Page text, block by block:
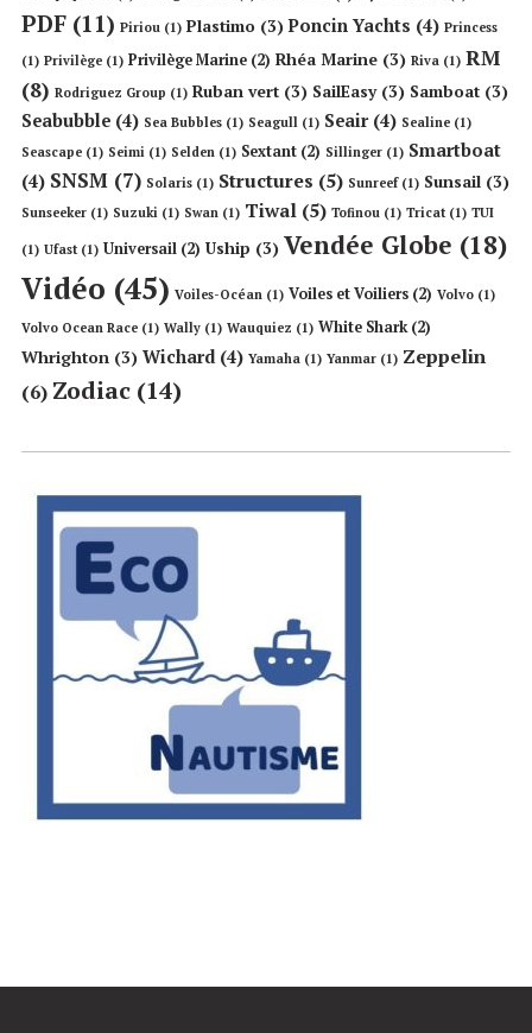
PDF (11) Piriou (1) Plastimo (3) Poncin Yachts (4) Princess
(1) Privilège (1) Privilège Marine (2) Rhéa Marine (3) Riva (1) RM
(8) Rodriguez Group (1) Ruban vert (3) SailEasy(3) Samboat (3)
Seabubble (4) Sea Bubbles (1) Seagull (1) Seair(4) Sealine (1)
Seascape (1) Seimi (1) Selden (1) Sextant (2) Sillinger (1) Smartboat
(4) SNSM (7) Solaris (1) Structures (5) Sunreef(1) Sunsail (3)
Sunseeker (1) Suzuki (1) Swan (1) Tiwal (5) Tofinou (1) Tricat(1) TUI
(1) Ufast(1) Universail (2) Uship (3) Vendée Globe (18)
Vidéo (45) Voiles-Océan (1) Voiles et Voiliers (2) Volvo (1)
Volvo Ocean Race (1) Wally (1) Wauquiez (1) White Shark(2)
Whrighton (3) Wichard(4) Yamaha (1) Yanmar (1) Zeppelin
(6) Zodiac (14)